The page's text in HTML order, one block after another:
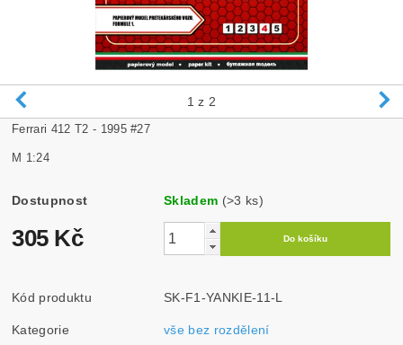
1 z 2
Ferrari 412 T2 - 1995 #27
M 1:24
Dostupnost Skladem (>3 ks)
305 Kč
Kód produktu SK-F1-YANKIE-11-L
Kategorie vše bez rozdělení